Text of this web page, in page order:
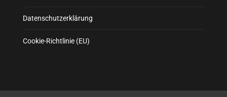
Datenschutzerklärung
Cookie-Richtlinie (EU)